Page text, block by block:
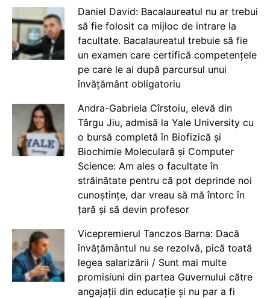
Daniel David: Bacalaureatul nu ar trebui
să fie folosit ca mijloc de intrare la
facultate. Bacalaureatul trebuie să fie
un examen care certifică competențele
pe care le ai după parcursul unui
învățământ obligatoriu
Andra-Gabriela Cîrstoiu, elevă din
Târgu Jiu, admisă la Yale University cu
o bursă completă în Biofizică și
Biochimie Moleculară și Computer
Science: Am ales o facultate în
străinătate pentru că pot deprinde noi
cunoștințe, dar vreau să mă întorc în
țară și să devin profesor
Vicepremierul Tanczos Barna: Dacă
învățământul nu se rezolvă, pică toată
legea salarizării / Sunt mai multe
promisiuni din partea Guvernului către
angajații din educație și nu par a fi